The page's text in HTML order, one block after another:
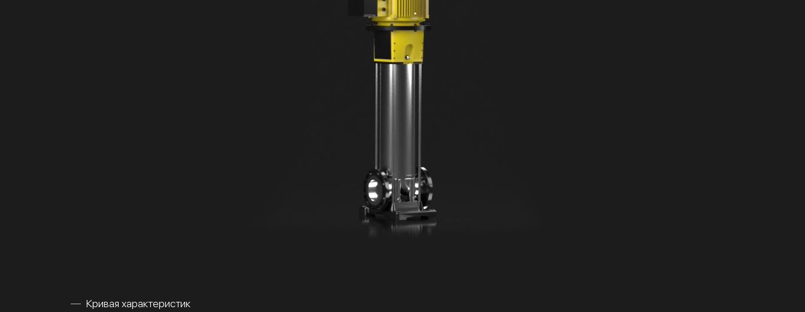
Кривая характеристик